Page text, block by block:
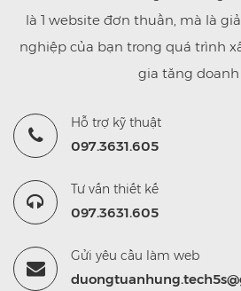
là 1 website đơn thuần, mà là
nghiệp của bạn trong quá trình
gia tăng doanh
Hỗ trợ kỹ thuật
097.3631.605
Tư vấn thiết kế
097.3631.605
Gửi yêu cầu làm web